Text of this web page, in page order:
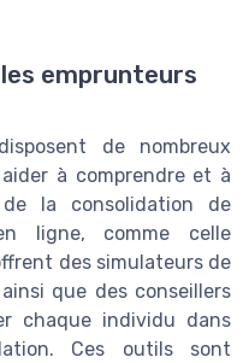
emprunteurs
de nombreux
à comprendre et à
la consolidation de
ligne, comme celle
des simulateurs de
que des conseillers
chaque individu dans
Ces outils sont